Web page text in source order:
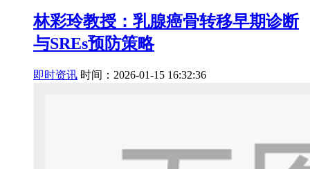
林彩玲教授：乳腺癌骨转移早期诊断
与SREs预防策略
即时资讯 时间：2026-01-15 16:32:36